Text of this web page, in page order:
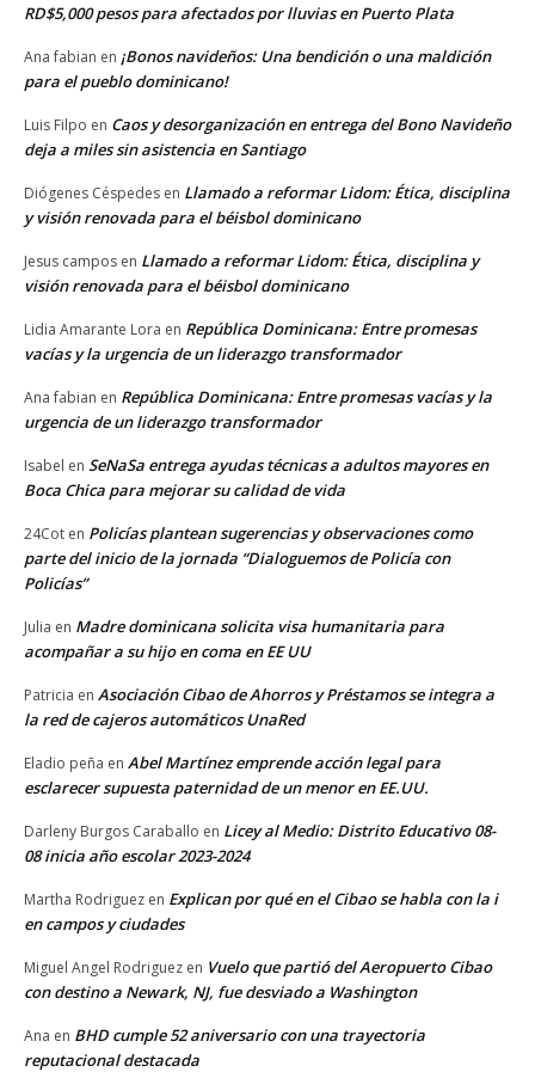
RD$5,000 pesos para afectados por lluvias en Puerto Plata
Ana fabian en ¡Bonos navideños: Una bendición o una maldición
para el pueblo dominicano!
Luis Filpo en Caos y desorganización en entrega del Bono Navideño
deja a miles sin asistencia en Santiago
Diógenes Céspedes en Llamado a reformar Lidom: Ética, disciplina
y visión renovada para el béisbol dominicano
Jesus campos en Llamado a reformar Lidom: Ética, disciplina y
visión renovada para el béisbol dominicano
Lidia Amarante Lora en República Dominicana: Entre promesas
vacías y la urgencia de un liderazgo transformador
Ana fabian en República Dominicana: Entre promesas vacías y la
urgencia de un liderazgo transformador
Isabel en SeNaSa entrega ayudas técnicas a adultos mayores en
Boca Chica para mejorar su calidad de vida
24Cot en Policías plantean sugerencias y observaciones como
parte del inicio de la jornada “Dialoguemos de Policía con
Policías”
Julia en Madre dominicana solicita visa humanitaria para
acompañar a su hijo en coma en EE UU
Patricia en Asociación Cibao de Ahorros y Préstamos se integra a
la red de cajeros automáticos UnaRed
Eladio peña en Abel Martínez emprende acción legal para
esclarecer supuesta paternidad de un menor en EE.UU.
Darleny Burgos Caraballo en Licey al Medio: Distrito Educativo 08-
08 inicia año escolar 2023-2024
Martha Rodriguez en Explican por qué en el Cibao se habla con la i
en campos y ciudades
Miguel Angel Rodriguez en Vuelo que partió del Aeropuerto Cibao
con destino a Newark, NJ, fue desviado a Washington
Ana en BHD cumple 52 aniversario con una trayectoria
reputacional destacada